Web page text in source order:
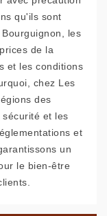
qu'ils sont
les
de la
et les conditions
chez Les
des
et les
et
un
le bien-être